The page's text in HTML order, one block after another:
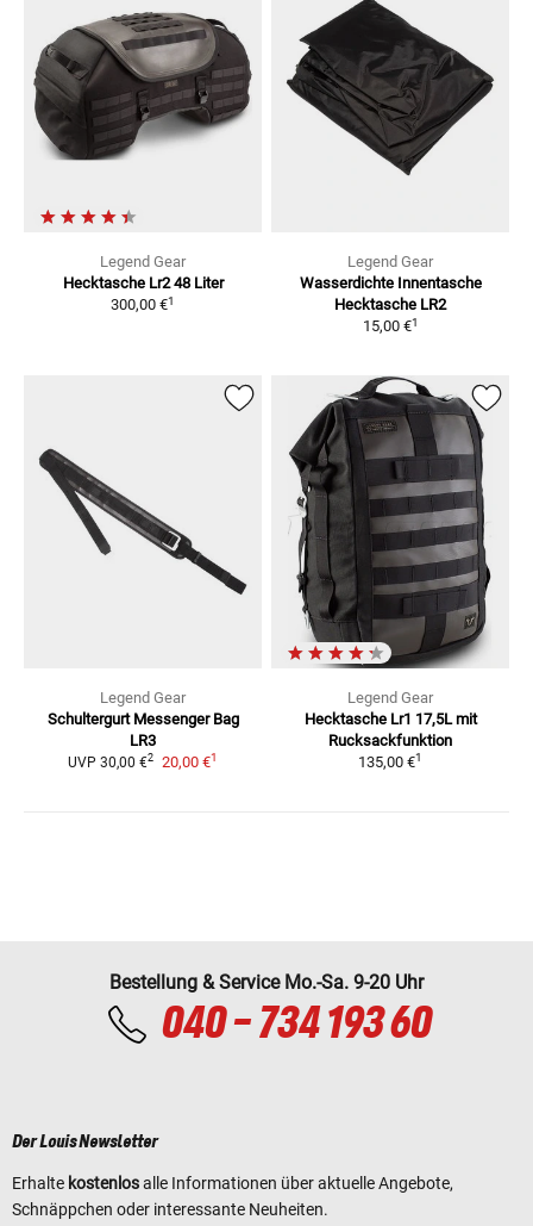
Legend Gear
Hecktasche Lr2 48 Liter
300,00 €1
Legend Gear
Wasserdichte Innentasche
Hecktasche LR2
15,00 €1
Legend Gear
Schultergurt Messenger Bag
LR3
UVP 30,00 €2 20,00 €1
Legend Gear
Hecktasche Lr1 17,5L mit
Rucksackfunktion
135,00 €1
Bestellung & Service Mo.-Sa. 9-20 Uhr
040 - 734 193 60
Der Louis Newsletter
Erhalte kostenlosalle Informationen über aktuelle Angebote,
Schnäppchen oder interessante Neuheiten.